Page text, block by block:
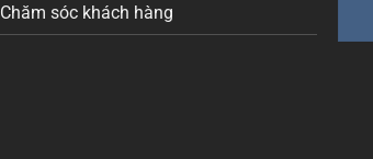
Chăm sóc khách hàng